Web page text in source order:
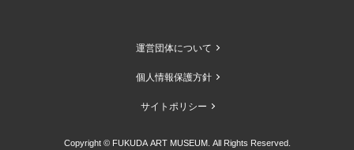
運営団体について
個人情報保護方針
サイトポリシー
Copyright © FUKUDA ART MUSEUM. All Rights Reserved.